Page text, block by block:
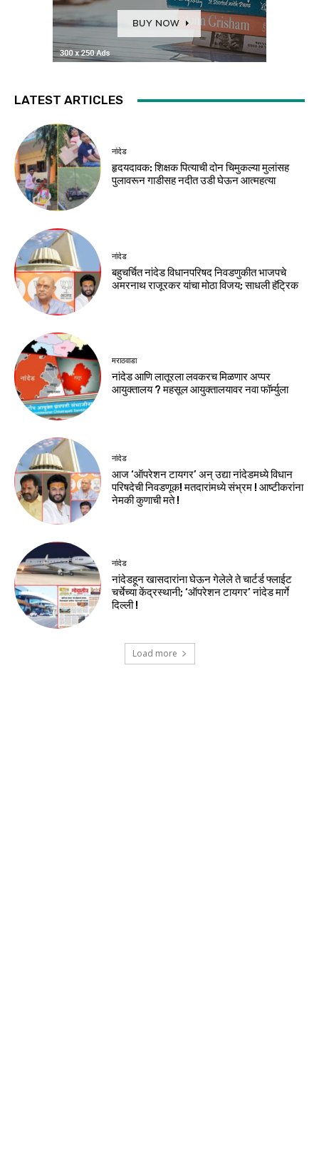
LATEST ARTICLES
नांदेड
हृदयदावक: शिक्षक पित्याची दोन चिमुकल्या मुलांसह
पुलावरून गाडीसह नदीत उडी घेऊन आत्महत्या
नांदेड
बहुचर्चित नांदेड विधानपरिषद निवडणुकीत भाजपचे
अमरनाथ राजूरकर यांचा मोठा विजय; साधली हॅट्रिक
मराठवाडा
नांदेड आणि लातूरला लवकरच मिळणार अप्पर
आयुक्तालय ? महसूल आयुक्तालयावर नवा फॉर्म्युला
नांदेड
आज ‘ऑपरेशन टायगर’ अन् उद्या नांदेडमध्ये विधान
परिषदेची निवडणूक! मतदारांमध्ये संभ्रम ! आष्टीकरांना
नेमकी कुणाची मते !
नांदेड
नांदेडहून खासदारांना घेऊन गेलेले ते चार्टर्ड फ्लाईट
चर्चेच्या केंद्रस्थानी; ‘ऑपरेशन टायगर’ नांदेड मार्गे
दिल्ली !
Load more